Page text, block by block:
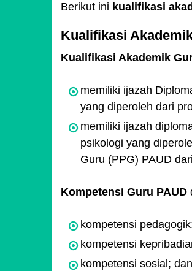
Berikut ini kualifikasi
Kualifikasi
Kualifikasi Akademik
memiliki ijazah
yang diperoleh dari
memiliki ijazah
psikologi yang
Guru (PPG) PAUD
Kompetensi Guru PAUD
kompetensi
kompetensi
kompetensi sosial; dan